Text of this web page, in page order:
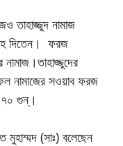
তাহাজ্জুদ নামাজ
দিতেন। ফরজ
নামাজের সওয়াব ফরজ
৭০ গুন্।
(সাঃ) বলেছেন